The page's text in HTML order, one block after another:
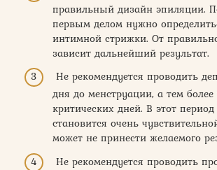
правильный дизайн эпиляции.
первым делом нужно
интимной стрижки. От
зависит дальнейший результат.
Не рекомендуется проводить
дня до менструации, а тем
критических дней. В этот
становится очень
может не принести желаемого
Не рекомендуется проводить